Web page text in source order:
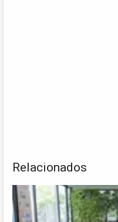
Relacionados